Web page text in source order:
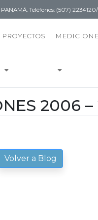
Teléfonos: (507) 2234120/
PROYECTOS
2006
Volver a Blog